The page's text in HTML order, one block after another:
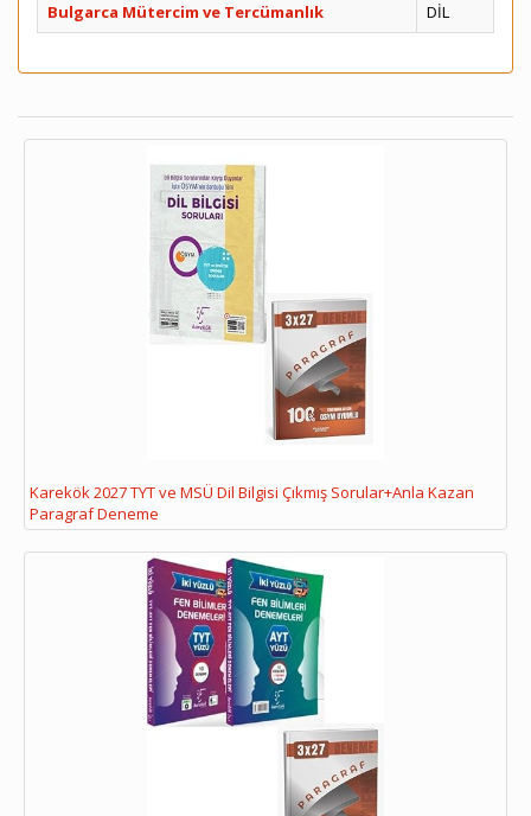
Bulgarca Mütercim ve Tercümanlık
DİL
Karekök 2027 TYT ve MSÜ Dil Bilgisi Çıkmış Sorular+Anla Kazan
Paragraf Deneme